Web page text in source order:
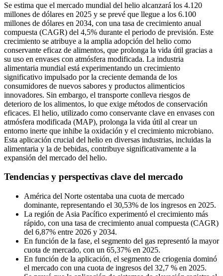
Se estima que el mercado mundial del helio alcanzará los 4.120
millones de dólares en 2025 y se prevé que llegue a los 6.100
millones de dólares en 2034, con una tasa de crecimiento anual
compuesta (CAGR) del 4,5% durante el periodo de previsión. Este
crecimiento se atribuye a la amplia adopción del helio como
conservante eficaz de alimentos, que prolonga la vida útil gracias a
su uso en envases con atmósfera modificada. La industria
alimentaria mundial está experimentando un crecimiento
significativo impulsado por la creciente demanda de los
consumidores de nuevos sabores y productos alimenticios
innovadores. Sin embargo, el transporte conlleva riesgos de
deterioro de los alimentos, lo que exige métodos de conservación
eficaces. El helio, utilizado como conservante clave en envases con
atmósfera modificada (MAP), prolonga la vida útil al crear un
entorno inerte que inhibe la oxidación y el crecimiento microbiano.
Esta aplicación crucial del helio en diversas industrias, incluidas la
alimentaria y la de bebidas, contribuye significativamente a la
expansión del mercado del helio.
Tendencias y perspectivas clave del mercado
América del Norte ostentaba una cuota de mercado
dominante, representando el 30,53% de los ingresos en 2025.
La región de Asia Pacífico experimentó el crecimiento más
rápido, con una tasa de crecimiento anual compuesta (CAGR)
del 6,87% entre 2026 y 2034.
En función de la fase, el segmento del gas representó la mayor
cuota de mercado, con un 65,37% en 2025.
En función de la aplicación, el segmento de criogenia dominó
el mercado con una cuota de ingresos del 32,7 % en 2025.